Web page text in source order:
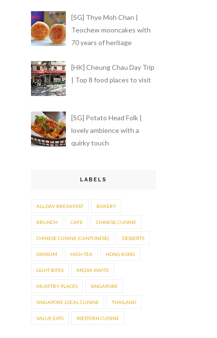
[SG] Thye Moh Chan |
Teochew mooncakes with
70 years of heritage
[HK] Cheung Chau Day Trip
| Top 8 food places to visit
[SG] Potato Head Folk |
lovely ambience with a
quirky touch
LABELS
ALL-DAY BREAKFAST BAKERY
BRUNCH CAFE CHINESE CUISINE
CHINESE CUISINE (CANTONESE) DESSERTS
DIMSUM HIGH TEA HONG KONG
LIGHT BITES MEDIA INVITE
MUST-TRY PLACES SINGAPORE
SINGAPORE LOCAL CUISINE THAILAND
VALUE EATS WESTERN CUISINE